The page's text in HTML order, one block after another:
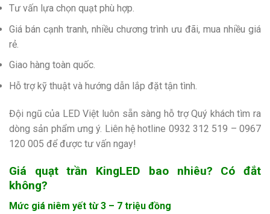
Tư vấn lựa chọn quạt phù hợp.
Giá bán cạnh tranh, nhiều chương trình ưu đãi, mua nhiều giá
rẻ.
Giao hàng toàn quốc.
Hỗ trợ kỹ thuật và hướng dẫn lắp đặt tận tình.
Đội ngũ của LED Việt luôn sẵn sàng hỗ trợ Quý khách tìm ra
dòng sản phẩm ưng ý. Liên hệ hotline 0932 312 519 – 0967
120 005 để được tư vấn ngay!
Giá quạt trần KingLED bao nhiêu? Có đắt
không?
Mức giá niêm yết từ 3 – 7 triệu đồng